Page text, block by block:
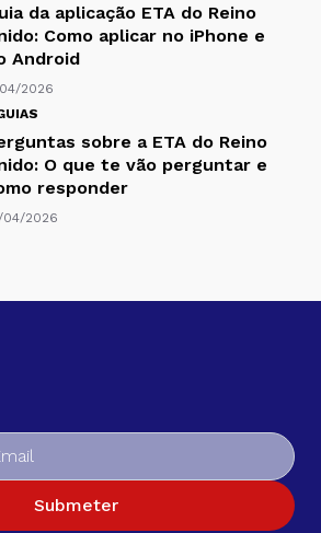
da aplicação ETA do Reino
Como aplicar no iPhone e
Android
04/2026
sobre a ETA do Reino
O que te vão perguntar e
responder
04/2026
Submeter